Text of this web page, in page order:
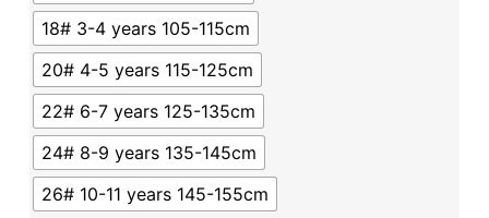
18# 3-4 years 105-115cm
20# 4-5 years 115-125cm
22# 6-7 years 125-135cm
24# 8-9 years 135-145cm
26# 10-11 years 145-155cm